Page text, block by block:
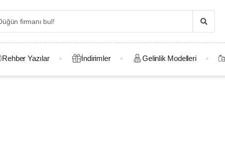
Rehber Yazılar İndirimler Gelinlik Modelleri